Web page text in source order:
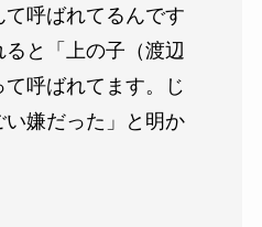
て呼ばれてるんです
と「上の子（渡辺
呼ばれてます。じ
嫌だった」と明か